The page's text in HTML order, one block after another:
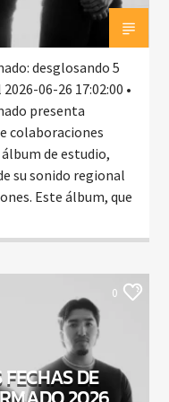
desglosando 5
06-26 17:02:00 •
presenta
colaboraciones
de estudio,
su sonido regional
Este álbum, que
0
DE